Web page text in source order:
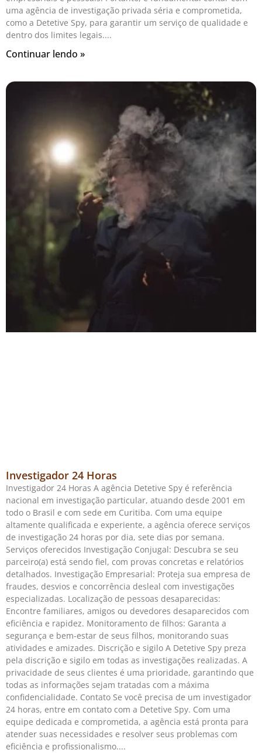
uma agência de investigação privada séria e comprometida,
como a Detetive Spy, para garantir um serviço de qualidade e
dentro dos limites legais.
Continuar lendo »
Investigador 24 Horas
Investigador 24 Horas A agência Detetive Spy é referência
nacional em investigação particular, atuando desde 2001 em
todo o Brasil e com sede em Curitiba. Com uma equipe
altamente qualificada e experiente, a agência oferece serviços
de investigação 24 horas por dia, sete dias por semana.
Serviços oferecidos Investigação Conjugal: Descubra se seu
parceiro(a) está sendo fiel, com provas concretas e relatórios
detalhados. Investigação Empresarial: Proteja sua empresa de
fraudes, desvios e concorrência desleal com investigações
especializadas. Localização de pessoas desaparecidas:
Encontre familiares, amigos ou devedores desaparecidos com
eficiência e rapidez. Monitoramento de filhos: Garanta a
segurança e bem-estar de seus filhos, monitorando suas
atividades e amizades. Discrição e sigilo A Detetive Spy preza
pela discrição e sigilo em todas as investigações realizadas. A
privacidade de seus clientes é uma prioridade, garantindo que
todas as informações sejam tratadas com a máxima
confidencialidade. Contato Se você precisa de um investigador
24 horas, entre em contato com a Detetive Spy. Com uma
equipe dedicada e comprometida, a agência está pronta para
atender suas necessidades e resolver seus problemas com
eficiência e profissionalismo.